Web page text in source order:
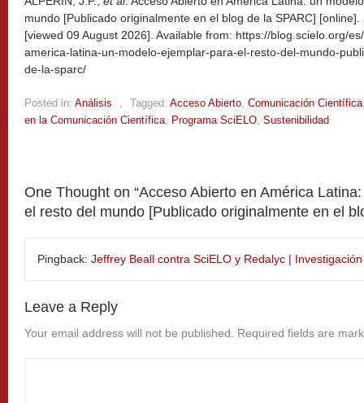
mundo [Publicado originalmente en el blog de la SPARC] [online].
[viewed 09 August 2026]. Available from: https://blog.scielo.org/
america-latina-un-modelo-ejemplar-para-el-resto-del-mundo-
de-la-sparc/
Posted in: Análisis Tagged: Acceso Abierto Comunicación Científica
en la Comunicación Científica
Programa SciELO Sustenibilidad
One Thought on “Acceso Abierto en América
el resto del mundo [Publicado originalmente en el
Pingback: Jeffrey Beall contra SciELO y Redalyc |
Leave a Reply
Your email address will not be published. Required fields are